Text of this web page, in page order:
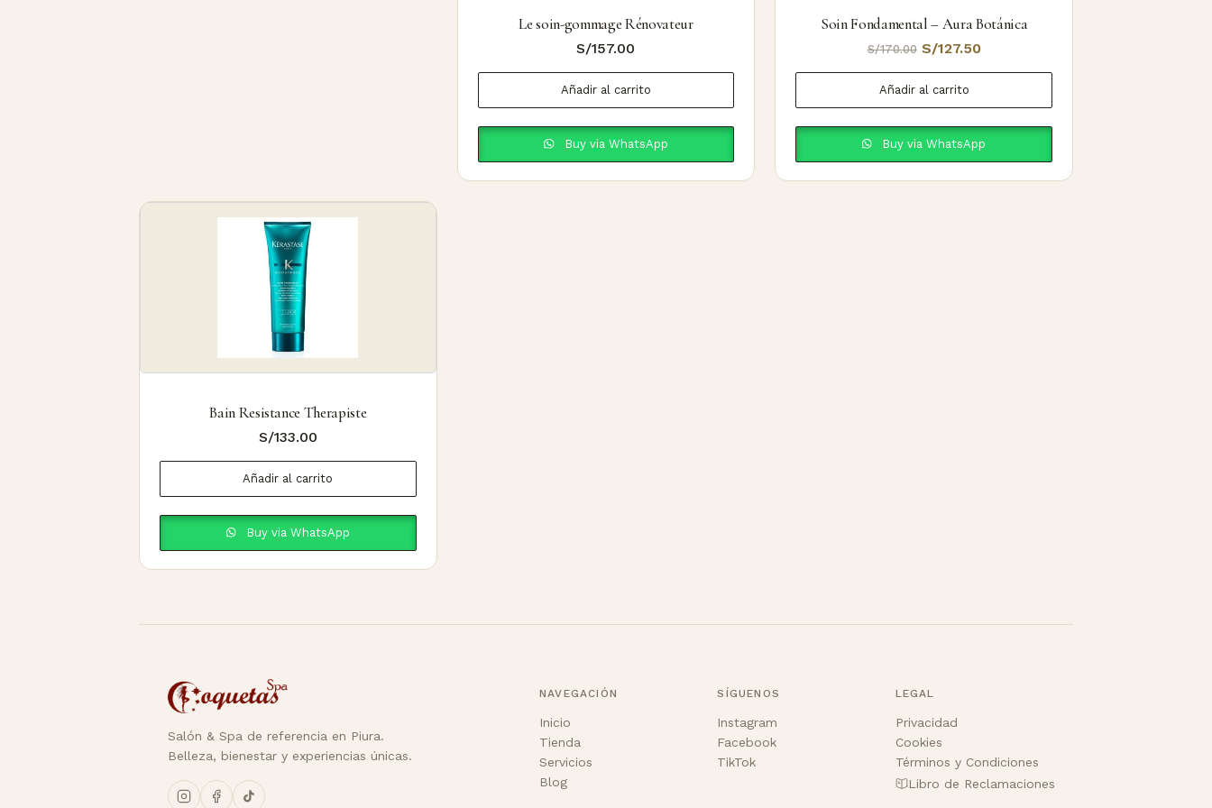
Le soin-gommage Rénovateur
S/157.00
Añadir al carrito
Buy via WhatsApp
Soin Fondamental – Aura Botánica
S/170.00 El
precio
original
S/170.00.
S/127.50El
precio
S/127.50.
Añadir al carrito
Buy via WhatsApp
Bain Resistance Therapiste
S/133.00
Añadir al carrito
Buy via WhatsApp
Salón & Spa de referencia en Piura.
Belleza, bienestar y experiencias únicas.
NAVEGACIÓN
Inicio
Tienda
Servicios
Blog
SÍGUENOS
Instagram
Facebook
TikTok
LEGAL
Privacidad
Cookies
Términos y Condiciones
Libro de Reclamaciones